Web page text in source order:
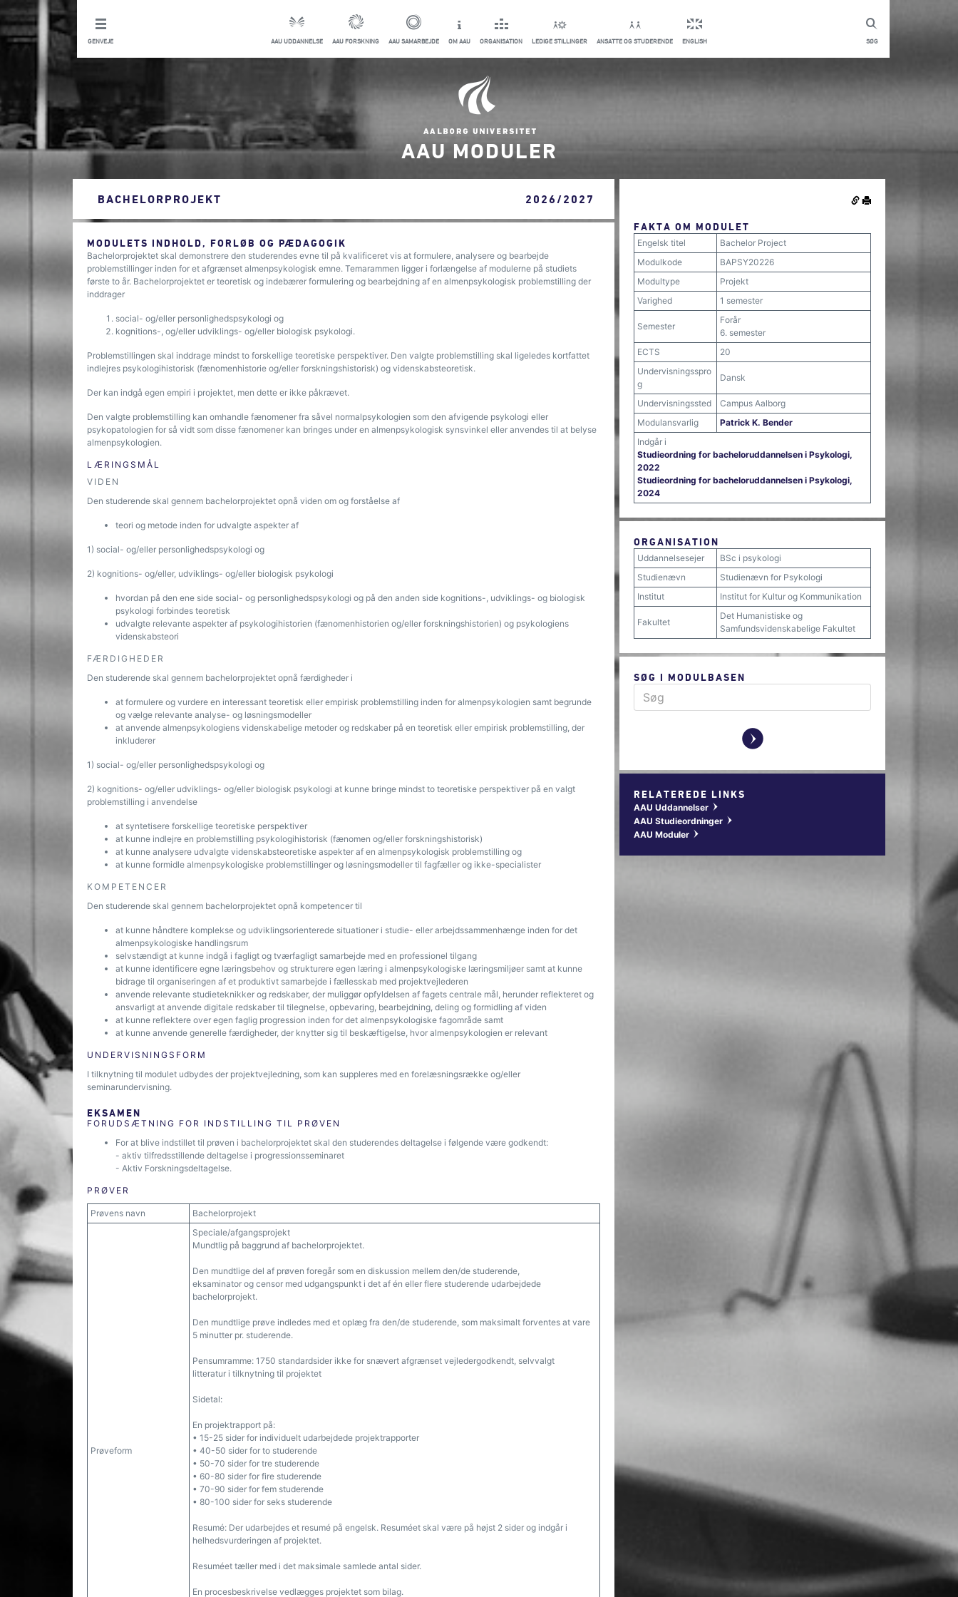
SØG
GENVEJE AAU UDDANNELSE AAU FORSKNING AAU SAMARBEJDE OM AAU ORGANISATION LEDIGE STILLINGER ANSATTE OG STUDERENDE ENGLISH
AAU MODULER
BACHELORPROJEKT 2026/2027
MODULETS INDHOLD, FORLØB OG PÆDAGOGIK
Bachelorprojektet skal demonstrere den studerendes evne til på kvalificeret vis at formulere, analysere og bearbejde
problemstillinger inden for et afgrænset almenpsykologisk emne. Temarammen ligger i forlængelse af modulerne på studiets
første to år. Bachelorprojektet er teoretisk og indebærer formulering og bearbejdning af en almenpsykologisk problemstilling der
inddrager
social- og/eller personlighedspsykologi og
kognitions-, og/eller udviklings- og/eller biologisk psykologi.
Problemstillingen skal inddrage mindst to forskellige teoretiske perspektiver. Den valgte problemstilling skal ligeledes kortfattet
indlejres psykologihistorisk (fænomenhistorie og/eller forskningshistorisk) og videnskabsteoretisk.
Der kan indgå egen empiri i projektet, men dette er ikke påkrævet.
Den valgte problemstilling kan omhandle fænomener fra såvel normalpsykologien som den afvigende psykologi eller
psykopatologien for så vidt som disse fænomener kan bringes under en almenpsykologisk synsvinkel eller anvendes til at belyse
almenpsykologien.
LÆRINGSMÅL
VIDEN
Den studerende skal gennem bachelorprojektet opnå viden om og forståelse af
teori og metode inden for udvalgte aspekter af
1) social- og/eller personlighedspsykologi og
2) kognitions- og/eller, udviklings- og/eller biologisk psykologi
hvordan på den ene side social- og personlighedspsykologi og på den anden side kognitions-, udviklings- og biologisk
psykologi forbindes teoretisk
udvalgte relevante aspekter af psykologihistorien (fænomenhistorien og/eller forskningshistorien) og psykologiens
videnskabsteori
FÆRDIGHEDER
Den studerende skal gennem bachelorprojektet opnå færdigheder i
at formulere og vurdere en interessant teoretisk eller empirisk problemstilling inden for almenpsykologien samt begrunde
og vælge relevante analyse- og løsningsmodeller
at anvende almenpsykologiens videnskabelige metoder og redskaber på en teoretisk eller empirisk problemstilling, der
inkluderer
1) social- og/eller personlighedspsykologi og
2) kognitions- og/eller udviklings- og/eller biologisk psykologi at kunne bringe mindst to teoretiske perspektiver på en valgt
problemstilling i anvendelse
at syntetisere forskellige teoretiske perspektiver
at kunne indlejre en problemstilling psykologihistorisk (fænomen og/eller forskningshistorisk)
at kunne analysere udvalgte videnskabsteoretiske aspekter af en almenpsykologisk problemstilling og
at kunne formidle almenpsykologiske problemstillinger og løsningsmodeller til fagfæller og ikke-specialister
KOMPETENCER
Den studerende skal gennem bachelorprojektet opnå kompetencer til
at kunne håndtere komplekse og udviklingsorienterede situationer i studie- eller arbejdssammenhænge inden for det
almenpsykologiske handlingsrum
selvstændigt at kunne indgå i fagligt og tværfagligt samarbejde med en professionel tilgang
at kunne identificere egne læringsbehov og strukturere egen læring i almenpsykologiske læringsmiljøer samt at kunne
bidrage til organiseringen af et produktivt samarbejde i fællesskab med projektvejlederen
anvende relevante studieteknikker og redskaber, der muliggør opfyldelsen af fagets centrale mål, herunder reflekteret og
ansvarligt at anvende digitale redskaber til tilegnelse, opbevaring, bearbejdning, deling og formidling af viden
at kunne reflektere over egen faglig progression inden for det almenpsykologiske fagområde samt
at kunne anvende generelle færdigheder, der knytter sig til beskæftigelse, hvor almenpsykologien er relevant
UNDERVISNINGSFORM
I tilknytning til modulet udbydes der projektvejledning, som kan suppleres med en forelæsningsrække og/eller
seminarundervisning.
EKSAMEN
FORUDSÆTNING FOR INDSTILLING TIL PRØVEN
For at blive indstillet til prøven i bachelorprojektet skal den studerendes deltagelse i følgende være godkendt:
- aktiv tilfredsstillende deltagelse i progressionsseminaret
- Aktiv Forskningsdeltagelse.
PRØVER
Prøvens navn Bachelorprojekt
Prøveform
Speciale/afgangsprojekt
Mundtlig på baggrund af bachelorprojektet.
Den mundtlige del af prøven foregår som en diskussion mellem den/de studerende,
eksaminator og censor med udgangspunkt i det af én eller flere studerende udarbejdede
bachelorprojekt.
Den mundtlige prøve indledes med et oplæg fra den/de studerende, som maksimalt forventes at vare
5 minutter pr. studerende.
Pensumramme: 1750 standardsider ikke for snævert afgrænset vejledergodkendt, selvvalgt
litteratur i tilknytning til projektet
Sidetal:
En projektrapport på:
• 15-25 sider for individuelt udarbejdede projektrapporter
• 40-50 sider for to studerende
• 50-70 sider for tre studerende
• 60-80 sider for fire studerende
• 70-90 sider for fem studerende
• 80-100 sider for seks studerende
Resumé: Der udarbejdes et resumé på engelsk. Resuméet skal være på højst 2 sider og indgår i
helhedsvurderingen af projektet.
Resuméet tæller med i det maksimale samlede antal sider.
En procesbeskrivelse vedlægges projektet som bilag.
FAKTA OM MODULET
Engelsk titel
Bachelor Project
Modulkode
BAPSY20226
Modultype
Projekt
Varighed
1 semester
Semester
Forår
6. semester
ECTS
20
Undervisningsspro
g
Dansk
Undervisningssted
Campus Aalborg
Modulansvarlig
Patrick K. Bender
Indgår i
Studieordning for bacheloruddannelsen i Psykologi,
2022
Studieordning for bacheloruddannelsen i Psykologi,
2024
ORGANISATION
Uddannelsesejer
BSc i psykologi
Studienævn
Studienævn for Psykologi
Institut
Institut for Kultur og Kommunikation
Fakultet
Det Humanistiske og
Samfundsvidenskabelige Fakultet
SØG I MODULBASEN
y
RELATEREDE LINKS
AAU Uddannelser w
AAU Studieordninger w
AAU Moduler w